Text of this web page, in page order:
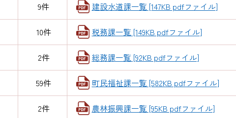
9件 建設水道課一覧 [147KB pdfファイル]
10件 税務課一覧 [149KB pdfファイル]
2件 総務課一覧 [92KB pdfファイル]
59件 町民福祉課一覧 [582KB pdfファイル]
2件 農林振興課一覧 [95KB pdfファイル]